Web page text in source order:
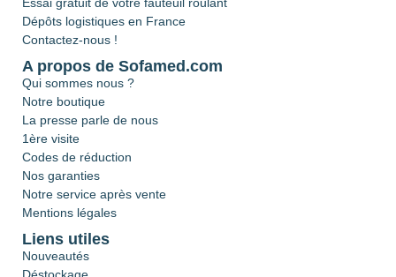
Dépôts logistiques en France
Contactez-nous !
A propos de Sofamed.com
Qui sommes nous ?
Notre boutique
La presse parle de nous
1ère visite
Codes de réduction
Nos garanties
Notre service après vente
Mentions légales
Liens utiles
Nouveautés
Déstockage